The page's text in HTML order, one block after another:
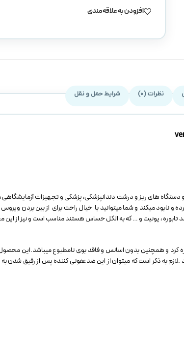
افزودن به علاقه مندی
نظرات (0) شرایط حمل و نقل
و دستگاه های ریز و درشت دندانپزشکی، پزشکی و تجهیزات
و نابود میکند و شما میتوانید با خیال راحت برای از بین بردن
تابوره ، یونیت و … که به الکل حساس هستند مناسب است و نیز از
کرد و همچنین بدون اسانس و فاقد بوی نامطبوع میباشد.این محصول